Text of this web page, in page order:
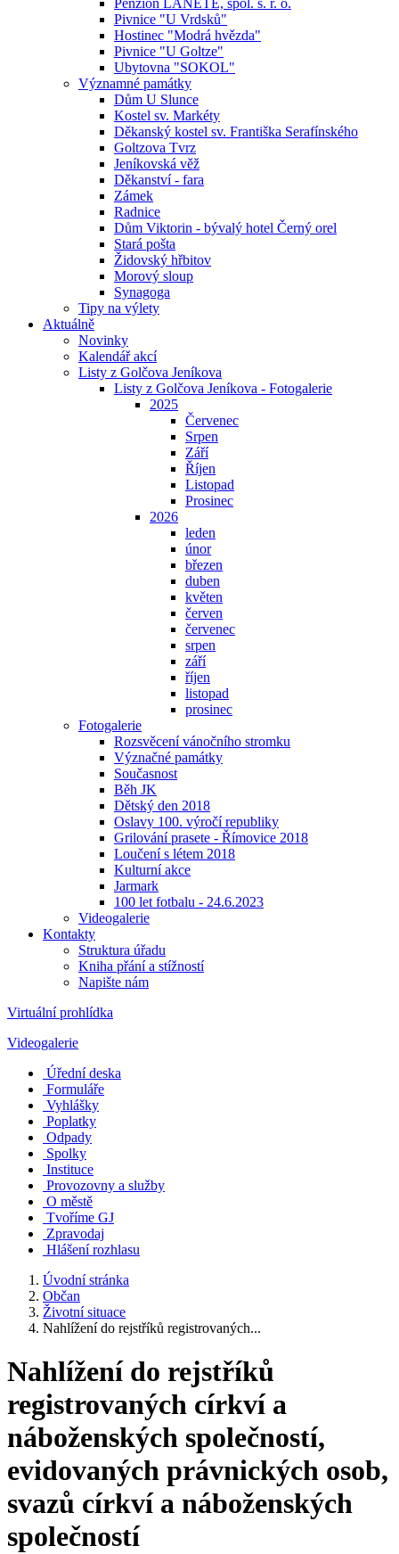
Penzion LANETE, spol. s. r. o.
Pivnice "U Vrdsků"
Hostinec "Modrá hvězda"
Pivnice "U Goltze"
Ubytovna "SOKOL"
Významné památky
Dům U Slunce
Kostel sv. Markéty
Děkanský kostel sv. Františka Serafínského
Goltzova Tvrz
Jeníkovská věž
Děkanství - fara
Zámek
Radnice
Dům Viktorin - bývalý hotel Černý orel
Stará pošta
Židovský hřbitov
Morový sloup
Synagoga
Tipy na výlety
Aktuálně
Novinky
Kalendář akcí
Listy z Golčova Jeníkova
Listy z Golčova Jeníkova - Fotogalerie
2025
Červenec
Srpen
Září
Říjen
Listopad
Prosinec
2026
leden
únor
březen
duben
květen
červen
červenec
srpen
září
říjen
listopad
prosinec
Fotogalerie
Rozsvěcení vánočního stromku
Význačné památky
Současnost
Běh JK
Dětský den 2018
Oslavy 100. výročí republiky
Grilování prasete - Římovice 2018
Loučení s létem 2018
Kulturní akce
Jarmark
100 let fotbalu - 24.6.2023
Videogalerie
Kontakty
Struktura úřadu
Kniha přání a stížností
Napište nám
Virtuální prohlídka
Videogalerie
Úřední deska
Formuláře
Vyhlášky
Poplatky
Odpady
Spolky
Instituce
Provozovny a služby
O městě
Tvoříme GJ
Zpravodaj
Hlášení rozhlasu
Úvodní stránka
Občan
Životní situace
Nahlížení do rejstříků registrovaných...
Nahlížení do rejstříků
registrovaných církví a
náboženských společností,
evidovaných právnických osob,
svazů církví a náboženských
společností